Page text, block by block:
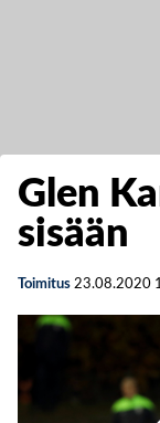
Glen
sisään
Toimitus 23.08.2020